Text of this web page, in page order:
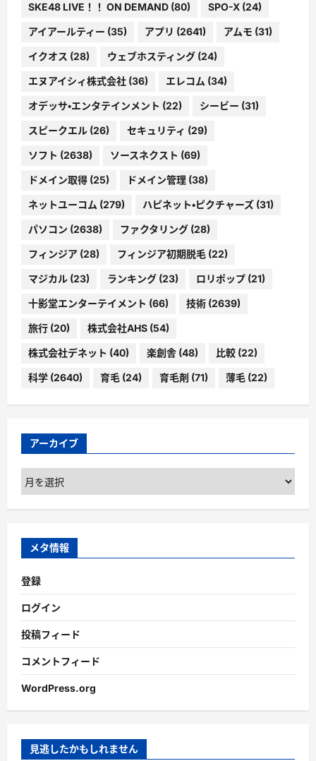
SKE48 LIVE！！ ON DEMAND (80) SPO-X (24)
アイアールティー (35) アプリ (2641) アムモ (31)
イクオス (28) ウェブホスティング (24)
エヌアイシィ株式会社 (36) エレコム (34)
オデッサ・エンタテインメント (22) シービー (31)
スピークエル (26) セキュリティ (29)
ソフト (2638) ソースネクスト (69)
ドメイン取得 (25) ドメイン管理 (38)
ネットユーコム (279) ハピネット・ピクチャーズ (31)
パソコン (2638) ファクタリング (28)
フィンジア (28) フィンジア初期脱毛 (22)
マジカル (23) ランキング (23) ロリポップ (21)
十影堂エンターテイメント (66) 技術 (2639)
旅行 (20) 株式会社AHS (54)
株式会社デネット (40) 楽創舎 (48) 比較 (22)
科学 (2640) 育毛 (24) 育毛剤 (71) 薄毛 (22)
アーカイブ
ア
ー
カ
ブ
メタ情報
登録
ログイン
投稿フィード
コメントフィード
WordPress.org
見逃したかもしれません